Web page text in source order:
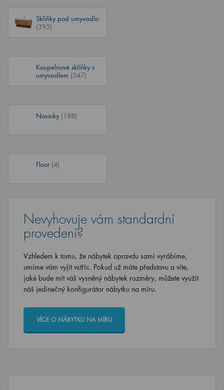
Skříňky pod umyvadlo
(395)
Koupelnové skříňky s
umyvadlem (347)
Novinky (188)
Floor (4)
Nevyhovuje vám standardní
provedení?
Vzhledem k tomu, že nábytek opravdu sami vyrábíme,
umíme vám vyjít vstříc. Pokud už máte představu a víte,
jaké bude mít váš vysněný nábytek rozměry, můžete využít
náš jedinečný konfigurátor nábytku na míru.
VÍCE O NÁBYTKU NA MÍRU